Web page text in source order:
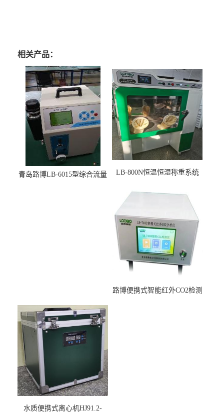
相关产品：
青岛路博LB-6015型综合流量
LB-800N恒温恒湿称重系统
路博便携式智能红外CO2检测
水质便携式离心机HJ91.2-